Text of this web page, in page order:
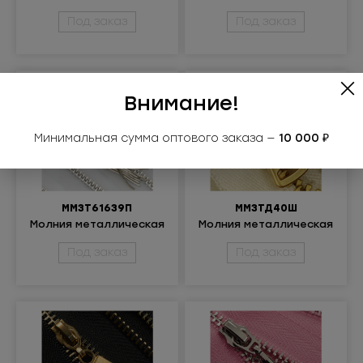
разъемная 3Т
Под заказ
разъёмная 3Т
Под заказ
ММ3Т61639П
Молния металлическая
разъемная 3Т
Под заказ
ММ3ТД40Ш
Молния металлическая
разъёмная 3Т
Под заказ
Внимание!
Минимальная сумма оптового заказа — 10 000 ₽